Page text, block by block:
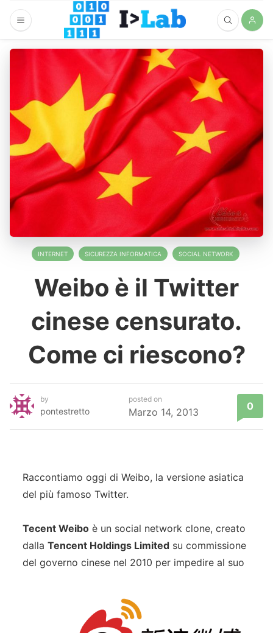
INTERNET SICUREZZA INFORMATICA SOCIAL NETWORK
Weibo è il Twitter
cinese censurato.
Come ci riescono?
by
pontestretto
posted on
Marzo 14, 2013 0
Raccontiamo oggi di Weibo, la versione asiatica
del più famoso Twitter.
Tecent Weiboè un social network clone, creato
dalla Tencent Holdings Limitedsu commissione
del governo cinese nel 2010 per impedire al suo